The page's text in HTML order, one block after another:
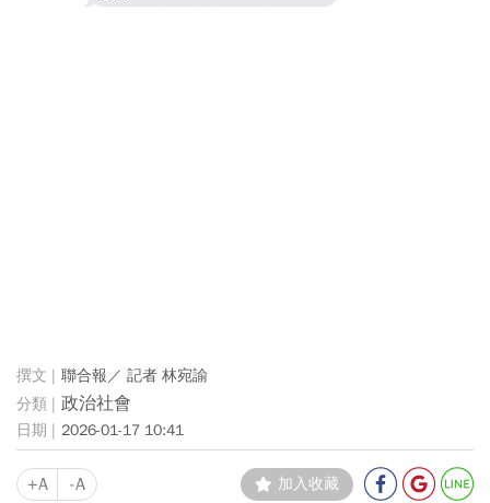
聯合報／ 記者 林宛諭
政治社會
2026-01-17 10:41
+A -A 加入收藏